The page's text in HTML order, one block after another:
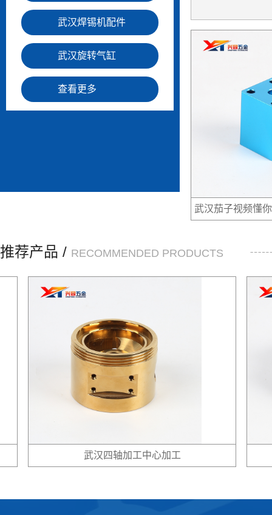
武汉焊锡机配件
武汉旋转气缸
查看更多
武汉茄子视频懂
推荐产品 / RECOMMENDED PRODUCTS
武汉四轴加工中心加工